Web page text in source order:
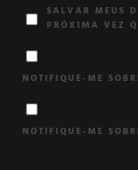
SALVAR MEUS
PRÓXIMA VEZ
NOTIFIQUE-ME
NOTIFIQUE-ME